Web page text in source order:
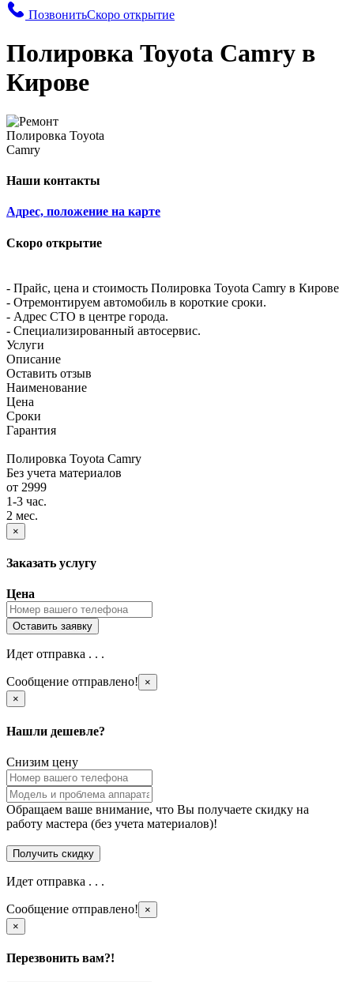
ПозвонитьСкоро открытие
Полировка Toyota Camry в
Кирове
Наши контакты
Адрес, положение на карте
Скоро открытие
- Прайс, цена и стоимость Полировка Toyota Camry в Кирове
- Отремонтируем автомобиль в короткие сроки.
- Адрес СТО в центре города.
- Специализированный автосервис.
Услуги
Описание
Оставить отзыв
Наименование
Цена
Сроки
Гарантия
Полировка Toyota Camry
Без учета материалов
от 2999
1-3 час.
2 мес.
×
Заказать услугу
Цена
Идет отправка . . .
Сообщение отправлено!
×
×
Нашли дешевле?
Снизим цену
Обращаем ваше внимание, что Вы получаете скидку на
работу мастера (без учета материалов)!
Идет отправка . . .
Сообщение отправлено!
×
×
Перезвонить вам?!